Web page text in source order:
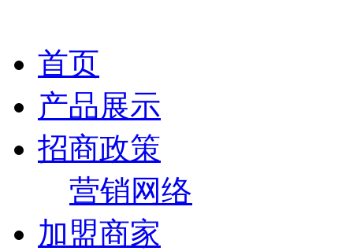
首页
产品展示
招商政策
营销网络
加盟商家